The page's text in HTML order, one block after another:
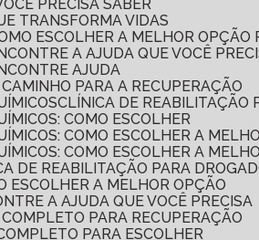
PRECISA SABER
TRANSFORMA VIDAS
ESCOLHER A MELHOR OPÇÃO
A AJUDA QUE VOCÊ
AJUDA
PARA A RECUPERAÇÃO
CLÍNICA DE
COMO ESCOLHER
COMO ESCOLHER A
COMO ESCOLHER A
DE REABILITAÇÃO PARA
ESCOLHER A MELHOR OPÇÃO
A AJUDA QUE VOCÊ PRECISA
PARA RECUPERAÇÃO
PARA ESCOLHER